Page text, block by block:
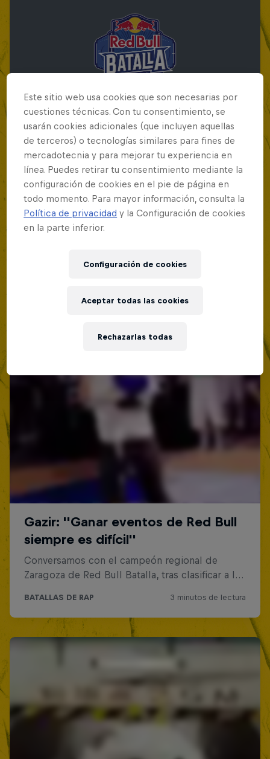
Red Bull Batalla Final Torneo de Plazas
2026
19 Septiembre 2026
Lima, Peru
Este sitio web usa cookies que son necesarias por
cuestiones técnicas. Con tu consentimiento, se
usarán cookies adicionales (que incluyen aquellas
de terceros) o tecnologías similares para fines de
mercadotecnia y para mejorar tu experiencia en
línea. Puedes retirar tu consentimiento mediante la
configuración de cookies en el pie de página en
todo momento. Para mayor información, consulta la
Política de privacidad y la Configuración de cookies
en la parte inferior.
Configuración de cookies
Rechazarlas todas
Aceptar todas las cookies